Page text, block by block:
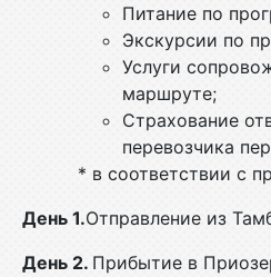
Питание по
Экскурсии по
Услуги
маршруте;
Страхование
перевозчика
* в соответствии с
День 1.Отправление из
День 2. Прибытие в